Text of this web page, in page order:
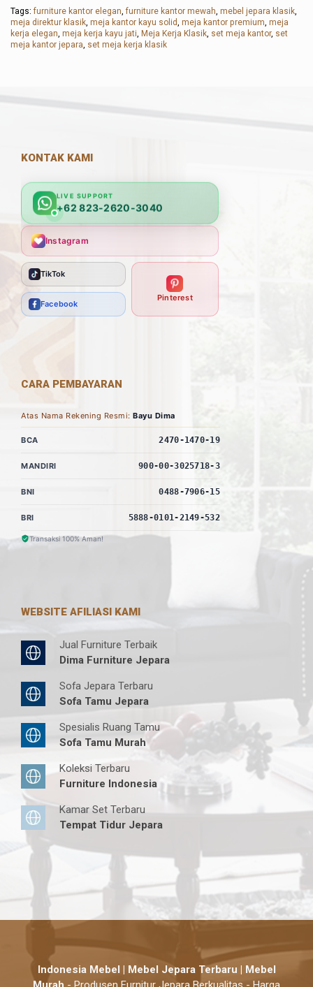
Tags:furniture kantor elegan,furniture kantor mewah, mebel jepara klasik,
meja direktur klasik, meja kantor kayu solid, meja kantor premium, meja
kerja elegan, meja kerja kayu jati, Meja Kerja Klasik, set meja kantor, set
meja kantor jepara, set meja kerja klasik
KONTAK KAMI
LIVE SUPPORT
+62 823-2620-3040
Instagram
TikTok
Facebook
Pinterest
CARA PEMBAYARAN
Atas Nama Rekening Resmi: Bayu Dima
BCA 2470-1470-19
MANDIRI 900-00-3025718-3
BNI 0488-7906-15
BRI 5888-0101-2149-532
Transaksi 100% Aman!
WEBSITE AFILIASI KAMI
Jual Furniture Terbaik
Dima Furniture Jepara
Sofa Jepara Terbaru
Sofa Tamu Jepara
Spesialis Ruang Tamu
Sofa Tamu Murah
Koleksi Terbaru
Furniture Indonesia
Kamar Set Terbaru
Tempat Tidur Jepara
Indonesia Mebel | Mebel Jepara Terbaru | Mebel